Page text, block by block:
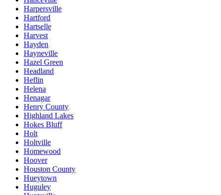
Harpersville
Hartford
Hartselle
Harvest
Hayden
Hayneville
Hazel Green
Headland
Heflin
Helena
Henagar
Henry County
Highland Lakes
Hokes Bluff
Holt
Holtville
Homewood
Hoover
Houston County
Hueytown
Huguley